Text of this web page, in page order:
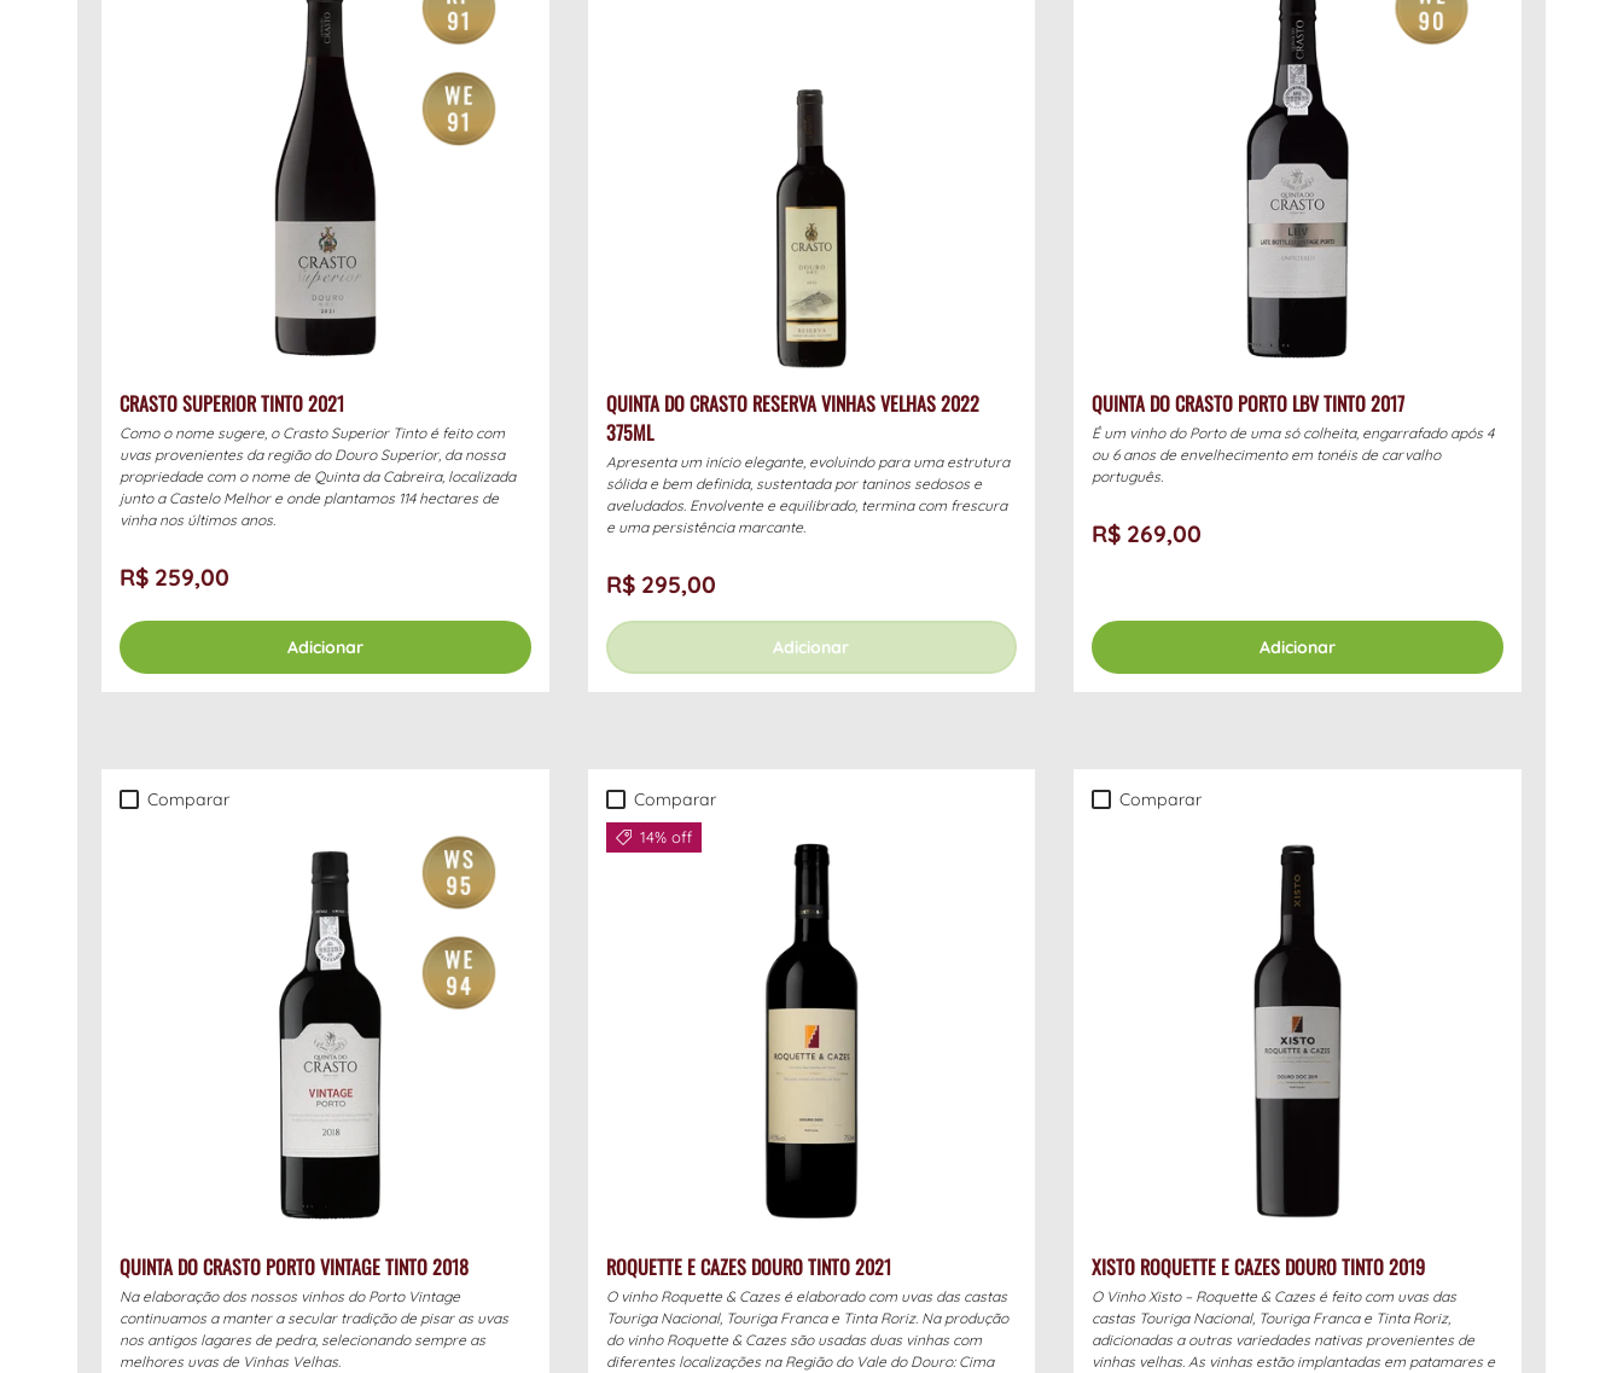
CRASTO SUPERIOR TINTO 2021
Como o nome sugere, o Crasto Superior Tinto é feito com
uvas provenientes da região do Douro Superior, da nossa
propriedade com o nome de Quinta da Cabreira, localizada
junto a Castelo Melhor e onde plantamos 114 hectares de
vinha nos últimos anos.
R$ 259,00
Adicionar
QUINTA DO CRASTO RESERVA VINHAS VELHAS 2022
375ML
Apresenta um início elegante, evoluindo para uma estrutura
sólida e bem definida, sustentada por taninos sedosos e
aveludados. Envolvente e equilibrado, termina com frescura
e uma persistência marcante.
R$ 295,00
Adicionar
QUINTA DO CRASTO PORTO LBV TINTO 2017
É um vinho do Porto de uma só colheita, engarrafado após 4
ou 6 anos de envelhecimento em tonéis de carvalho
português.
R$ 269,00
Adicionar
Comparar
QUINTA DO CRASTO PORTO VINTAGE TINTO 2018
Na elaboração dos nossos vinhos do Porto Vintage
continuamos a manter a secular tradição de pisar as uvas
nos antigos lagares de pedra, selecionando sempre as
melhores uvas de Vinhas Velhas.
Comparar
14% off
ROQUETTE E CAZES DOURO TINTO 2021
O vinho Roquette & Cazes é elaborado com uvas das castas
Touriga Nacional, Touriga Franca e Tinta Roriz. Na produção
do vinho Roquette & Cazes são usadas duas vinhas com
diferentes localizações na Região do Vale do Douro: Cima
Comparar
XISTO ROQUETTE E CAZES DOURO TINTO 2019
O Vinho Xisto – Roquette & Cazes é feito com uvas das
castas Touriga Nacional, Touriga Franca e Tinta Roriz,
adicionadas a outras variedades nativas provenientes de
vinhas velhas. As vinhas estão implantadas em patamares e